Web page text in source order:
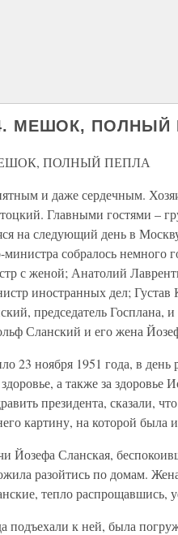
МЕШОК, ПОЛНЫЙ
ПОЛНЫЙ ПЕПЛА
и даже сердечным.
Главными гостями –
на следующий день в
собралось немного
с женой; Анатолий
иностранных дел;
председатель Госплана,
Сланский и его жена
23 ноября 1951 года, в
а также за
президента, сказали,
картину, на которой была
Йозефа Сланская,
разойтись по домам.
тепло распрощавшись,
подъехали к ней, была